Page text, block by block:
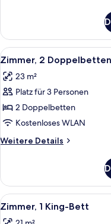
oder
Zweibettzimmer
Alle
Fotos
für
Zimmer,
2 Doppelbetten
anzeigen
7
Zimmer, 2 Doppelbetten
23 m²
Platz für 3 Personen
2 Doppelbetten
Kostenloses WLAN
Weitere Details
Weitere
2 Doppelbetten
Alle
Fotos
9
Zimmer, 1 King-Bett